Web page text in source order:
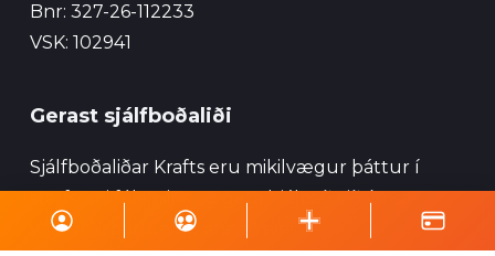
Bnr: 327-26-112233
VSK: 102941
Gerast sjálfboðaliði
Sjálfboðaliðar Krafts eru mikilvægur þáttur í
starfsemi félagsins og geta hjálpað við ýmsa
viðburði, perlun og annað eins.